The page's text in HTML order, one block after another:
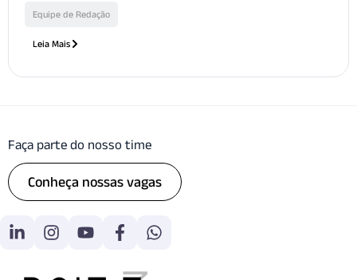
Equipe de Redação
Leia Mais
Faça parte do nosso time
Conheça nossas vagas